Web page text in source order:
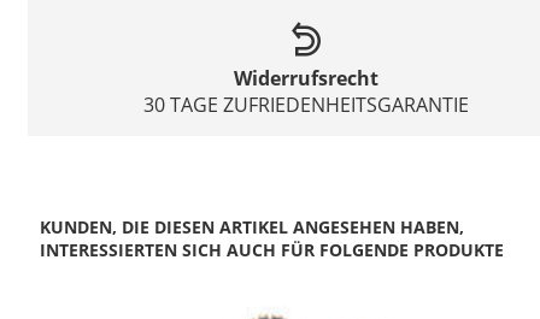
Widerrufsrecht
30 TAGE ZUFRIEDENHEITSGARANTIE
KUNDEN, DIE DIESEN ARTIKEL ANGESEHEN HABEN,
INTERESSIERTEN SICH AUCH FÜR FOLGENDE PRODUKTE